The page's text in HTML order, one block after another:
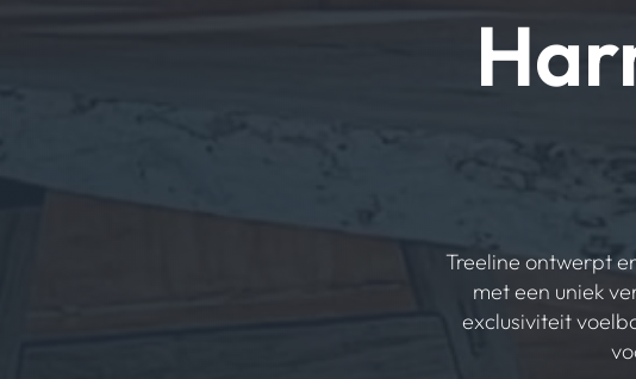
Treeline ontwerpt
met een uniek
exclusiviteit